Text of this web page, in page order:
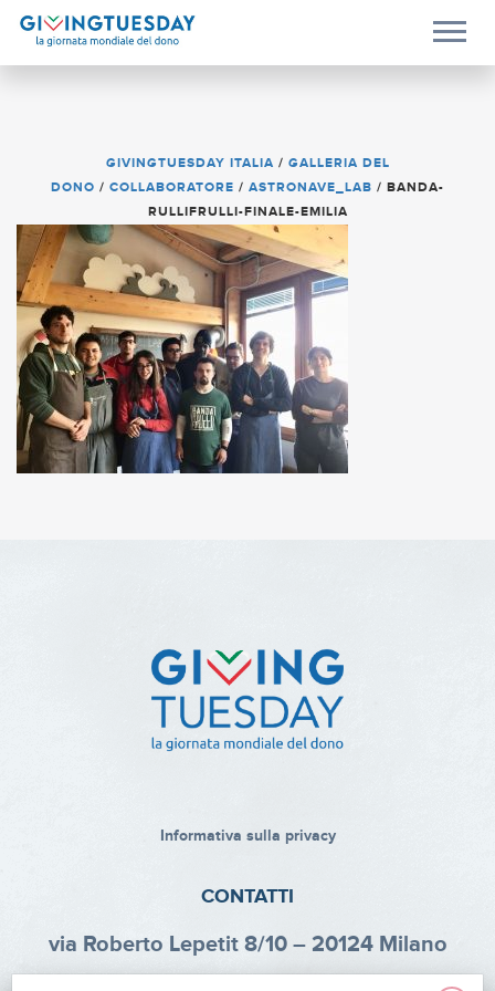
GIVINGTUESDAY ITALIA / GALLERIA DEL
DONO / COLLABORATORE / ASTRONAVE_LAB / BANDA-
RULLIFRULLI-FINALE-EMILIA
Informativa sulla privacy
CONTATTI
via Roberto Lepetit 8/10 – 20124 Milano